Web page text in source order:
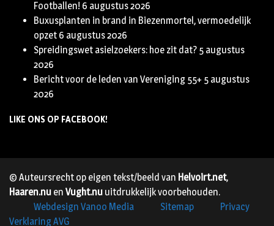
Footballen! 6 augustus 2026
Buxusplanten in brand in Biezenmortel, vermoedelijk
opzet 6 augustus 2026
Spreidingswet asielzoekers: hoe zit dat? 5 augustus
2026
Bericht voor de leden van Vereniging 55+ 5 augustus
2026
LIKE ONS OP FACEBOOK!
© Auteursrecht op eigen tekst/beeld van Helvoirt.net,
Haaren.nu en Vught.nu uitdrukkelijk voorbehouden.
Webdesign Vanoo Media
Sitemap
Privacy
Verklaring AVG